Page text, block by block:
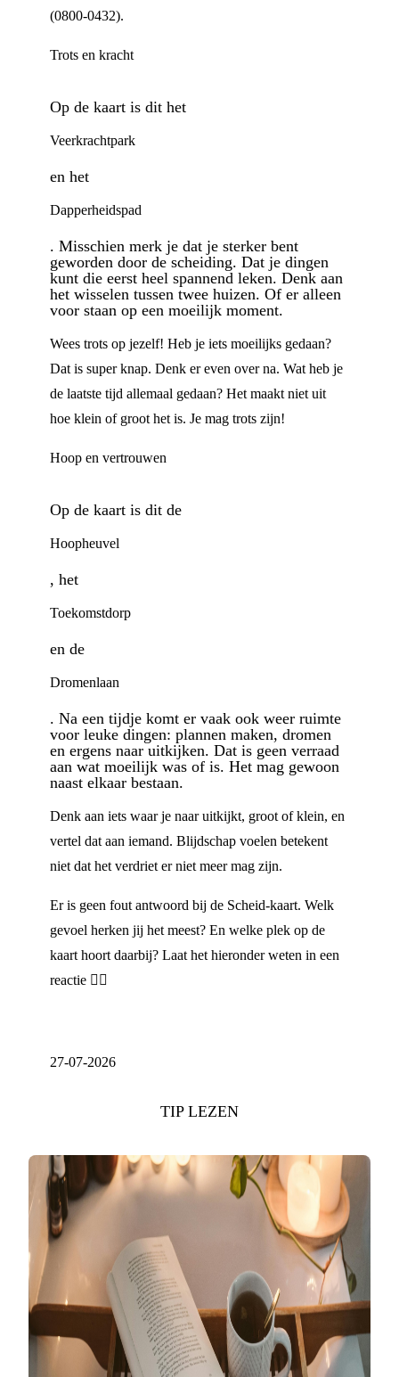
(0800-0432).
Trots en kracht
Op de kaart is dit het
Veerkrachtpark
en het
Dapperheidspad
. Misschien merk je dat je sterker bent
geworden door de scheiding. Dat je dingen
kunt die eerst heel spannend leken. Denk aan
het wisselen tussen twee huizen. Of er alleen
voor staan op een moeilijk moment.
Wees trots op jezelf! Heb je iets moeilijks gedaan?
Dat is super knap. Denk er even over na. Wat heb je
de laatste tijd allemaal gedaan? Het maakt niet uit
hoe klein of groot het is. Je mag trots zijn!
Hoop en vertrouwen
Op de kaart is dit de
Hoopheuvel
, het
Toekomstdorp
en de
Dromenlaan
. Na een tijdje komt er vaak ook weer ruimte
voor leuke dingen: plannen maken, dromen
en ergens naar uitkijken. Dat is geen verraad
aan wat moeilijk was of is. Het mag gewoon
naast elkaar bestaan.
Denk aan iets waar je naar uitkijkt, groot of klein, en
vertel dat aan iemand. Blijdschap voelen betekent
niet dat het verdriet er niet meer mag zijn.
Er is geen fout antwoord bij de Scheid-kaart. Welk
gevoel herken jij het meest? En welke plek op de
kaart hoort daarbij? Laat het hieronder weten in een
reactie 👇🏼
27-07-2026
TIP LEZEN